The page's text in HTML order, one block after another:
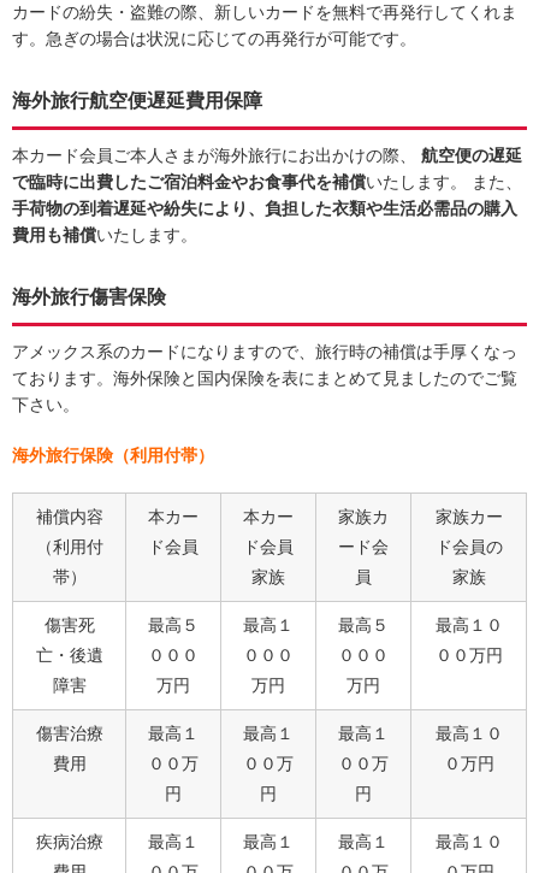
カードの紛失・盗難の際、新しいカードを無料で再発行してくれま
す。急ぎの場合は状況に応じての再発行が可能です。
海外旅行航空便遅延費用保障
本カード会員ご本人さまが海外旅行にお出かけの際、 航空便の遅延
で臨時に出費したご宿泊料金やお食事代を補償いたします。 また、
手荷物の到着遅延や紛失により、負担した衣類や生活必需品の購入
費用も補償いたします。
海外旅行傷害保険
アメックス系のカードになりますので、旅行時の補償は手厚くなっ
ております。海外保険と国内保険を表にまとめて見ましたのでご覧
下さい。
海外旅行保険（利用付帯）
補償内容
（利用付
帯）
本カー
ド会員
本カー
ド会員
家族
家族カ
ード会
員
家族カー
ド会員の
家族
傷害死
亡・後遺
障害
最高５
０００
万円
最高１
０００
万円
最高５
０００
万円
最高１０
００万円
傷害治療
費用
最高１
００万
円
最高１
００万
円
最高１
００万
円
最高１０
０万円
疾病治療
最高１
最高１
最高１
最高１０